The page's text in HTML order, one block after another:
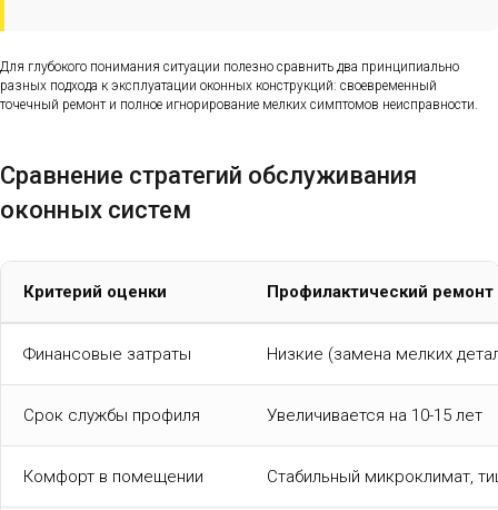
Для глубокого понимания ситуации полезно сравнить два принципиально
разных подхода к эксплуатации оконных конструкций: своевременный
точечный ремонт и полное игнорирование мелких симптомов неисправности.
Сравнение стратегий обслуживания
оконных систем
Критерий оценки Профилактический
Финансовые затраты Низкие (замена мелких
Срок службы профиля Увеличивается на 10-15 лет
Комфорт в помещении Стабильный микроклимат,